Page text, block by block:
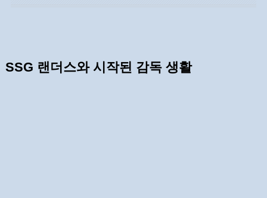
SSG 랜더스와 시작된 감독 생활